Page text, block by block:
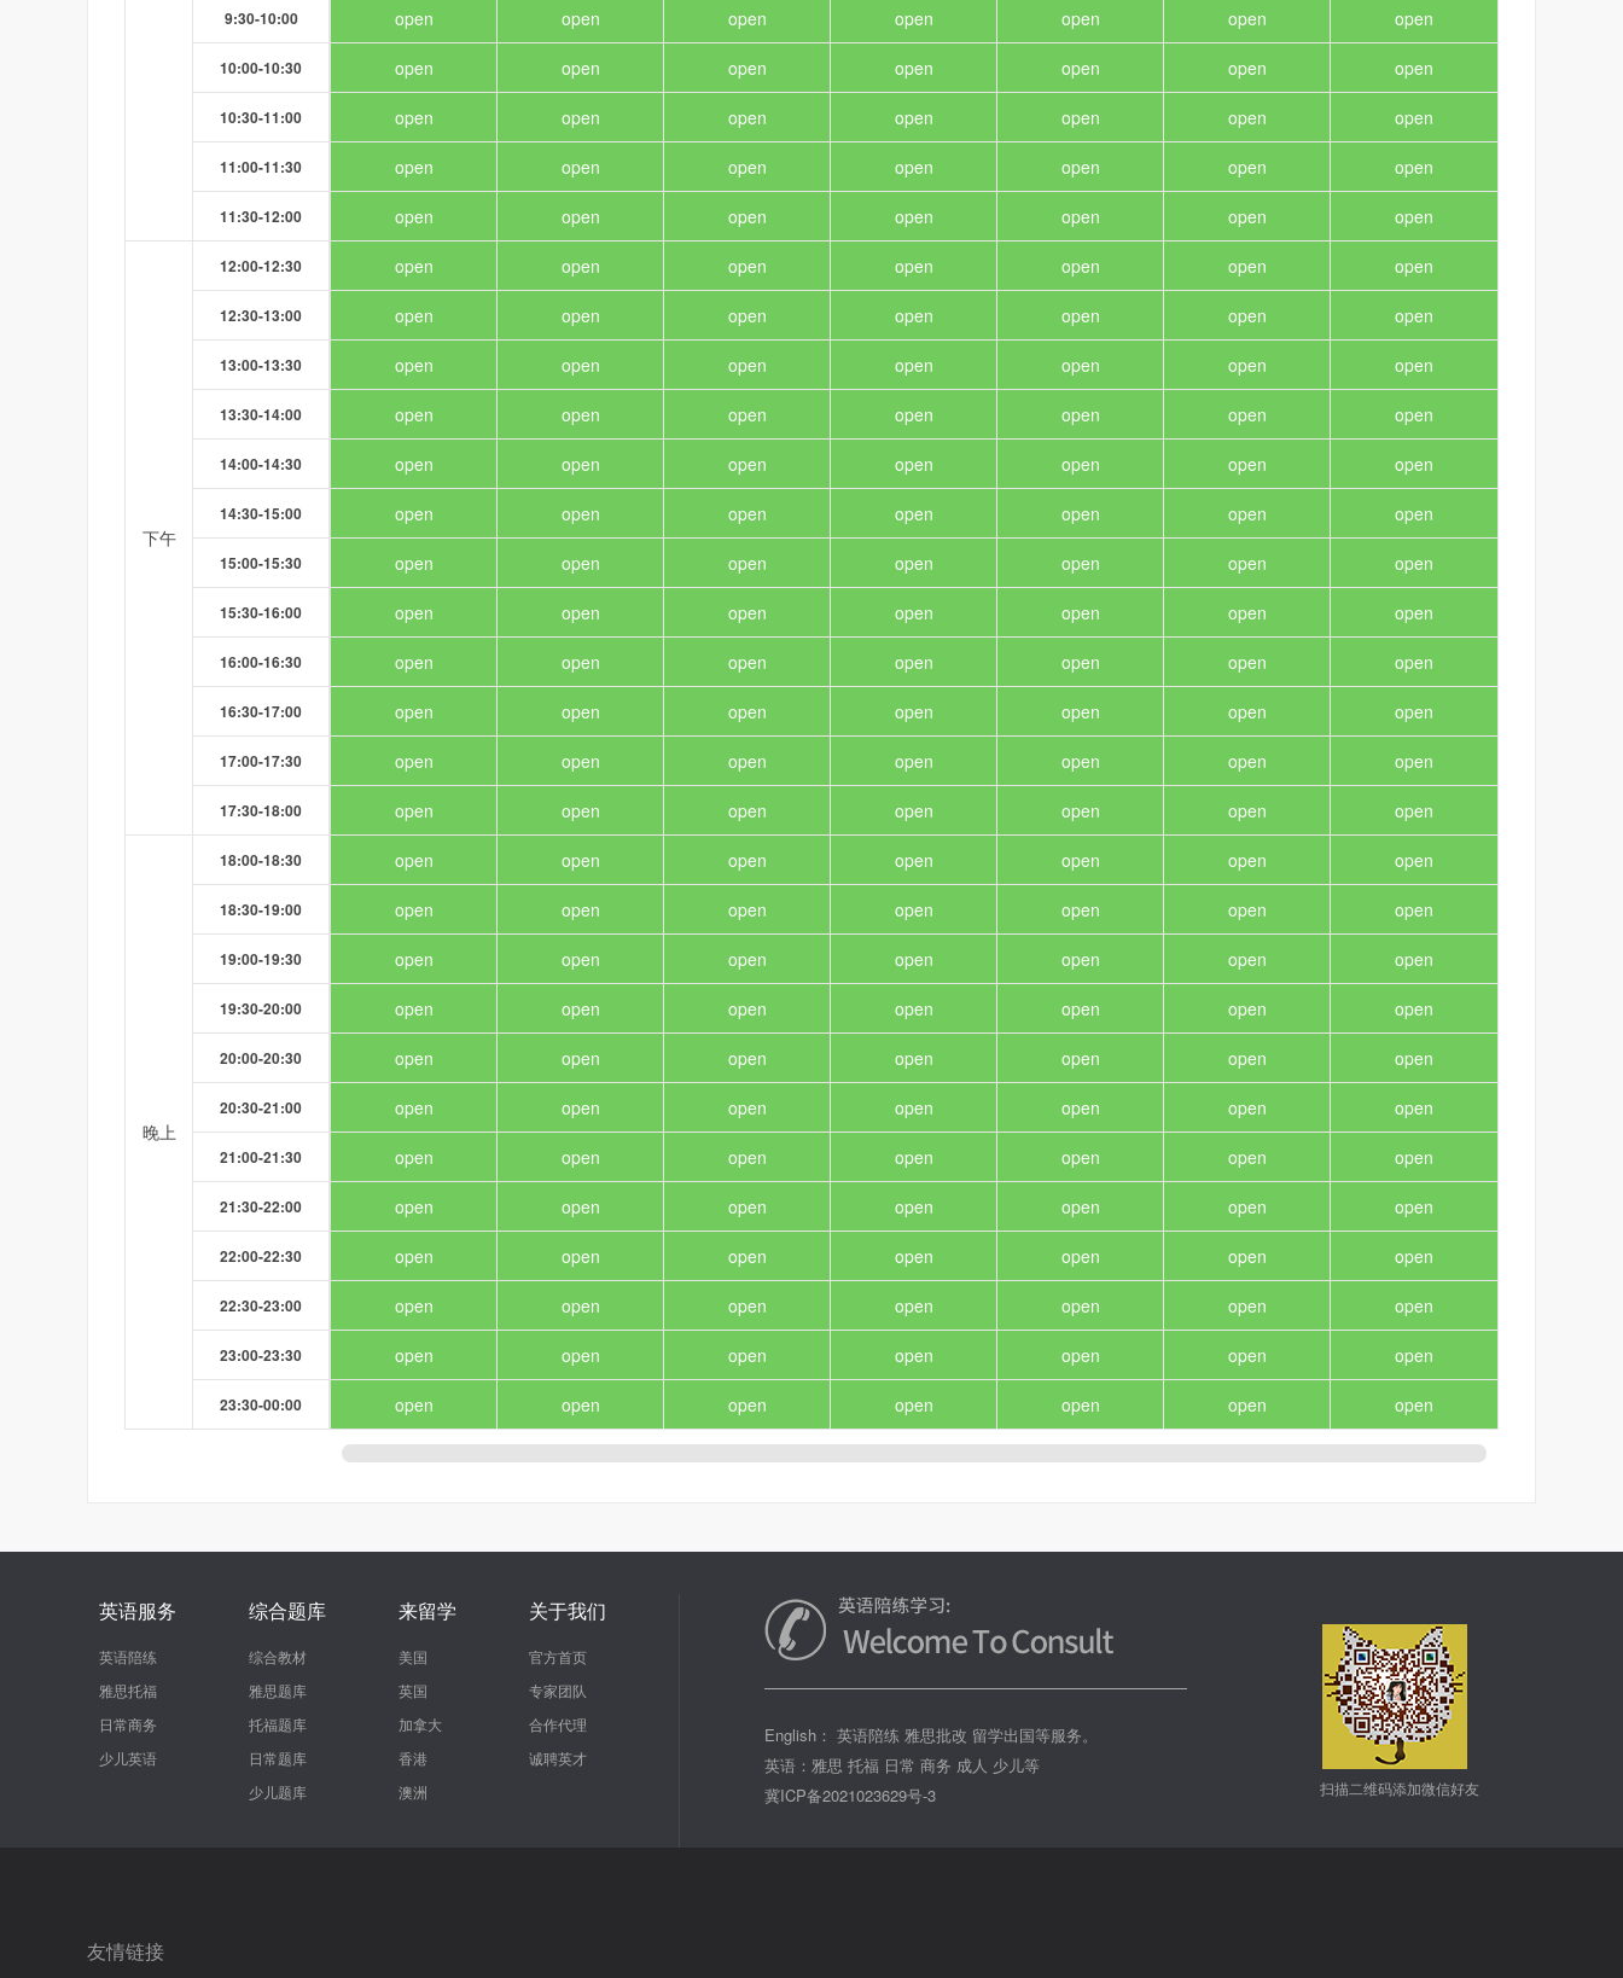
9:30-10:00
10:00-10:30
10:30-11:00
11:00-11:30
11:30-12:00
下午
12:00-12:30
12:30-13:00
13:00-13:30
13:30-14:00
14:00-14:30
14:30-15:00
15:00-15:30
15:30-16:00
16:00-16:30
16:30-17:00
17:00-17:30
17:30-18:00
晚上
18:00-18:30
18:30-19:00
19:00-19:30
19:30-20:00
20:00-20:30
20:30-21:00
21:00-21:30
21:30-22:00
22:00-22:30
22:30-23:00
23:00-23:30
23:30-00:00
open open open open open open open
open open open open open open open
open open open open open open open
open open open open open open open
open open open open open open open
open open open open open open open
open open open open open open open
open open open open open open open
open open open open open open open
open open open open open open open
open open open open open open open
open open open open open open open
open open open open open open open
open open open open open open open
open open open open open open open
open open open open open open open
open open open open open open open
open open open open open open open
open open open open open open open
open open open open open open open
open open open open open open open
open open open open open open open
open open open open open open open
open open open open open open open
open open open open open open open
open open open open open open open
open open open open open open open
open open open open open open open
open open open open open open open
英语服务
英语陪练
雅思托福
日常商务
少儿英语
综合题库
综合教材
雅思题库
托福题库
日常题库
少儿题库
来留学
美国
英国
加拿大
香港
澳洲
关于我们
官方首页
专家团队
合作代理
诚聘英才
English： 英语陪练 雅思批改 留学出国等服务。
英语：雅思 托福 日常 商务 成人 少儿等
冀ICP备2021023629号-3
扫描二维码添加微信好友
友情链接